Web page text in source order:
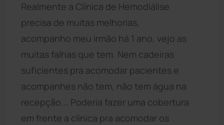
Realmente a Clínica de Hemodiálise
precisa de muitas melhorias,
acompanho meu irmão há 1 ano, vejo as
muitas falhas que tem. Nem cadeiras
suficientes pra acomodar pacientes e
acompanhes não tem, não tem água na
recepção... Poderia fazer uma cobertura
em frente a clínica pra acomodar os